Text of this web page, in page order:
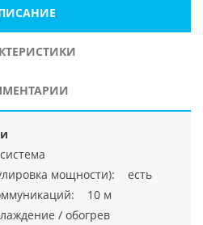
мощности): есть
10 м
/ обогрев